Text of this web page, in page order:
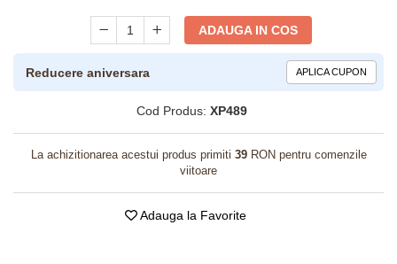
ADAUGA IN COS
Reducere aniversara APLICA CUPON
Cod Produs: XP489
La achizitionarea acestui produs primiti 39RON pentru comenzile
viitoare
Adauga la Favorite